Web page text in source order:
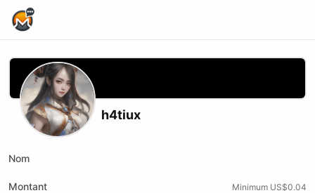
h4tiux
Nom
Montant Minimum US$0.04